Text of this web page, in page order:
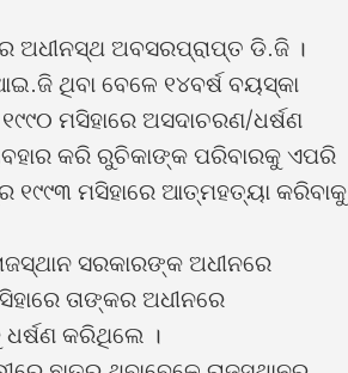
ଅଧୀନସ୍ଥ ଅବସରପ୍ରାପ୍ତ ଡି.ଜି ।
ଥିବା ବେଳେ ୧୪ବର୍ଷ ବୟସ୍କା
ମସିହାରେ ଅସଦାଚରଣ/ଧର୍ଷଣ
କରି ରୁଚିକାଙ୍କ ପରିବାରକୁ ଏପରି
ମସିହାରେ ଆତ୍ମହତ୍ୟା କରିବାକୁ
ସରକାରଙ୍କ ଅଧୀନରେ
ତାଙ୍କର ଅଧୀନରେ
କରିଥିଲେ ।